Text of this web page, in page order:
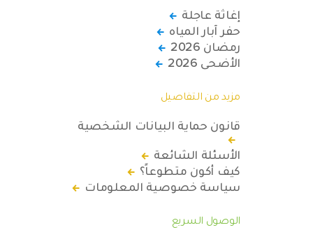
إغاثة عاجلة
حفر آبار المياه
رمضان 2026
الأضحى 2026
مزيد من التفاصيل
قانون حماية البيانات الشخصية
الأسئلة الشائعة
كيف أكون متطوعاً؟
سياسة خصوصية المعلومات
الوصول السريع